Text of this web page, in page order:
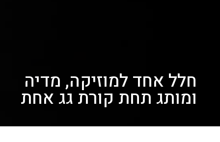
חלל אחד למוזיקה, מדיה
ומותג תחת קורת גג אחת